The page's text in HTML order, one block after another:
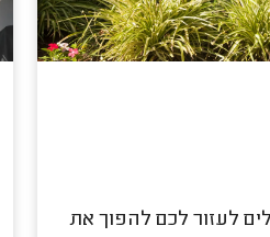
לעזור לכם להפוך את